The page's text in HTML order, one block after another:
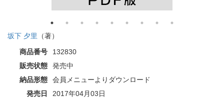
坂下 夕里
（著）
商品番号
132830
販売状態
発売中
納品形態
会員メニューよりダウンロード
発売日
2017年04月03日